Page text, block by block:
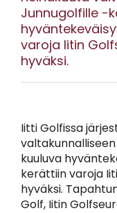
Junnugolfille -
varoja Iitin
hyväksi.
Iitti Golfissa
kuuluva
kerättiin varoja
hyväksi.
Golf, Iitin